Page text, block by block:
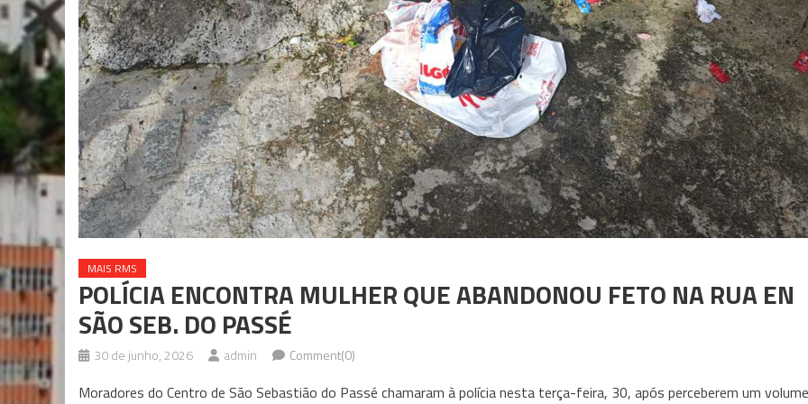
MAIS RMS
POLÍCIA ENCONTRA MULHER QUE ABANDONOU FETO NA RUA EN
SÃO SEB. DO PASSÉ
30 de junho, 2026 admin Comment(0)
Moradores do Centro de São Sebastião do Passé chamaram à polícia nesta terça-feira, 30, após perceberem um volume